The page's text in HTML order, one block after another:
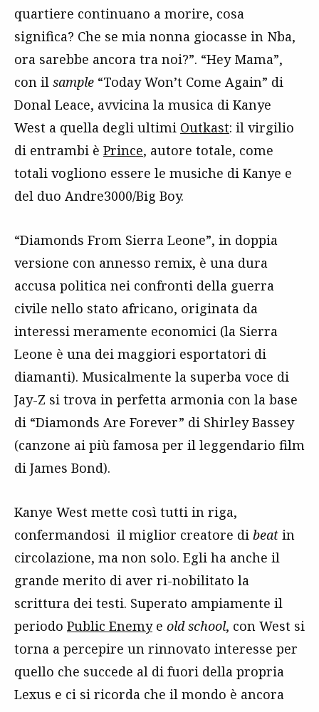
quartiere continuano a morire, cosa
significa? Che se mia nonna giocasse in Nba,
ora sarebbe ancora tra noi?”. “Hey Mama”,
con il sample “Today Won’t Come Again” di
Donal Leace, avvicina la musica di Kanye
West a quella degli ultimi Outkast: il virgilio
di entrambi è Prince, autore totale, come
totali vogliono essere le musiche di Kanye e
del duo Andre3000/Big Boy.
“Diamonds From Sierra Leone”, in doppia
versione con annesso remix, è una dura
accusa politica nei confronti della guerra
civile nello stato africano, originata da
interessi meramente economici (la Sierra
Leone è una dei maggiori esportatori di
diamanti). Musicalmente la superba voce di
Jay-Z si trova in perfetta armonia con la base
di “Diamonds Are Forever” di Shirley Bassey
(canzone ai più famosa per il leggendario film
di James Bond).
Kanye West mette così tutti in riga,
confermandosi il miglior creatore di beat in
circolazione, ma non solo. Egli ha anche il
grande merito di aver ri-nobilitato la
scrittura dei testi. Superato ampiamente il
periodo Public Enemye old school, con West si
torna a percepire un rinnovato interesse per
quello che succede al di fuori della propria
Lexus e ci si ricorda che il mondo è ancora